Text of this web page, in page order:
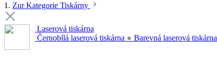
1. Zur Kategorie Tiskárny
Laserová tiskárna
Černobílá laserová tiskárna ● Barevná laserová tiskárna